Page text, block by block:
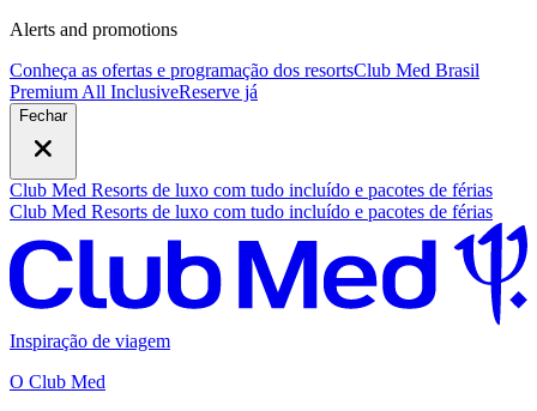
Alerts and promotions
Conheça as ofertas e programação dos resortsClub Med Brasil
Premium All InclusiveReserve já
Fechar
Club Med Resorts de luxo com tudo incluído e pacotes de férias
Club Med Resorts de luxo com tudo incluído e pacotes de férias
Inspiração de viagem
O Club Med